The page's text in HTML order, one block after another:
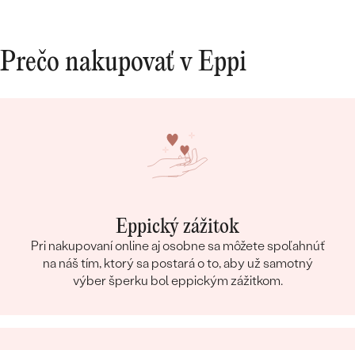
Prečo nakupovať v Eppi
Eppický zážitok
Pri nakupovaní online aj osobne sa môžete spoľahnúť
na náš tím, ktorý sa postará o to, aby už samotný
výber šperku bol eppickým zážitkom.